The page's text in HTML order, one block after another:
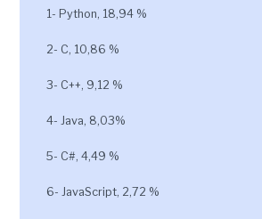
1- Python, 18,94 %
2- C, 10,86 %
3- C++, 9,12 %
4- Java, 8,03%
5- C#, 4,49 %
6- JavaScript, 2,72 %